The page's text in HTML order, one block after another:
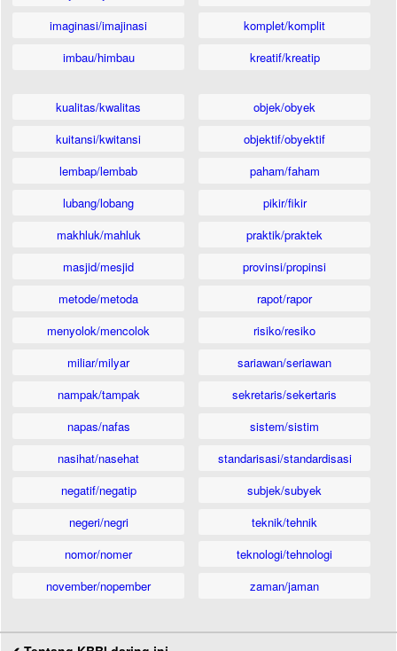
imaginasi/imajinasi
imbau/himbau
komplet/komplit
kreatif/kreatip
kualitas/kwalitas
kuitansi/kwitansi
lembap/lembab
lubang/lobang
makhluk/mahluk
masjid/mesjid
metode/metoda
menyolok/mencolok
miliar/milyar
nampak/tampak
napas/nafas
nasihat/nasehat
negatif/negatip
negeri/negri
nomor/nomer
november/nopember
objek/obyek
objektif/obyektif
paham/faham
pikir/fikir
praktik/praktek
provinsi/propinsi
rapot/rapor
risiko/resiko
sariawan/seriawan
sekretaris/sekertaris
sistem/sistim
standarisasi/standardisasi
subjek/subyek
teknik/tehnik
teknologi/tehnologi
zaman/jaman